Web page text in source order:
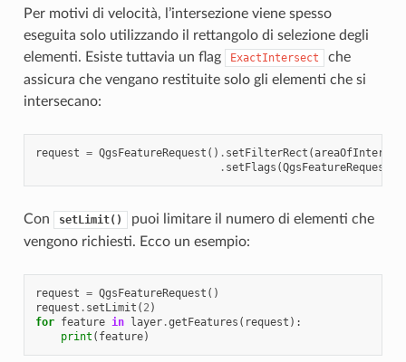
Per motivi di velocità, l’intersezione viene spesso
eseguita solo utilizzando il rettangolo di selezione degli
elementi. Esiste tuttavia un flag
ExactIntersect
che
assicura che vengano restituite solo gli elementi che si
intersecano:
request = QgsFeatureRequest () . setFilterRect (areaOfInterest
. setFlags (QgsFeatureRequest
Con setLimit()
puoi limitare il numero di elementi che
vengono richiesti. Ecco un esempio:
request = QgsFeatureRequest ()
request . setLimit ( 2)
for feature in layer.getFeatures ( request ):
print ( feature)